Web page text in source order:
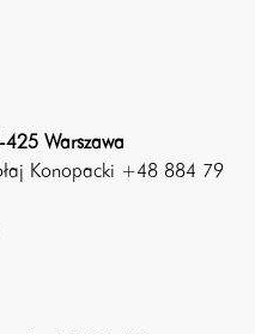
425 Warszawa
Konopacki +48 884 79